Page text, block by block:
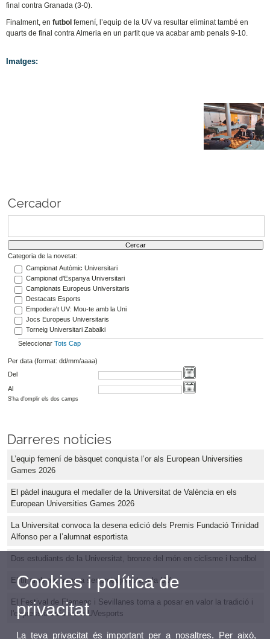
final contra Granada (3-0).
Finalment, enfutbolfemení, l’equip de la UV va resultar eliminat també en
quarts de final contra Almeria en un partit que va acabar amb penals 9-10.
Imatges:
Cercador
Categoria de la novetat:
Campionat Autòmic Universitari
Campionat d'Espanya Universitari
Campionats Europeus Universitaris
Destacats Esports
Empodera't UV: Mou-te amb la Uni
Jocs Europeus Universitaris
Torneig Universitari Zabalki
Seleccionar Tots Cap
Per data (format: dd/mm/aaaa)
Del
Al
S'ha d'omplir els dos camps
Darreres notícies
L’equip femení de bàsquet conquista l’or als European Universities
Games 2026
El pàdel inaugura el medaller de la Universitat de València en els
European Universities Games 2026
La Universitat convoca la desena edició dels Premis Fundació Trinidad
Alfonso per a l’alumnat esportista
Dos estudiants de la Universitat, bronze del món en ciclisme i handbol
El tir amb arc torna a ser protagonista a la UV
El Festival de Flamenc i Sevillanes torna a posar en valor la tradició i
l'expressió artística a UVesports
Cookies i política de
privacitat
La teva privacitat és important per a nosaltres. Per això,